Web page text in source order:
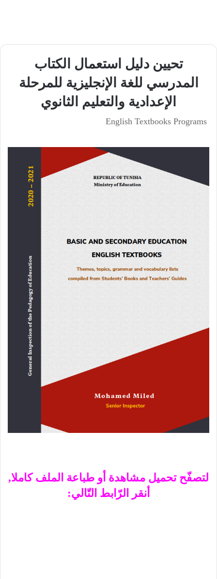
تحيين دليل استعمال الكتاب
المدرسي للغة الإنجليزية للمرحلة
الإعدادية والتعليم الثانوي
English Textbooks Programs
لتصفّح تحميل مشاهدة أو طباعة الملف كاملا,
أنقر الرّابط التّالي: